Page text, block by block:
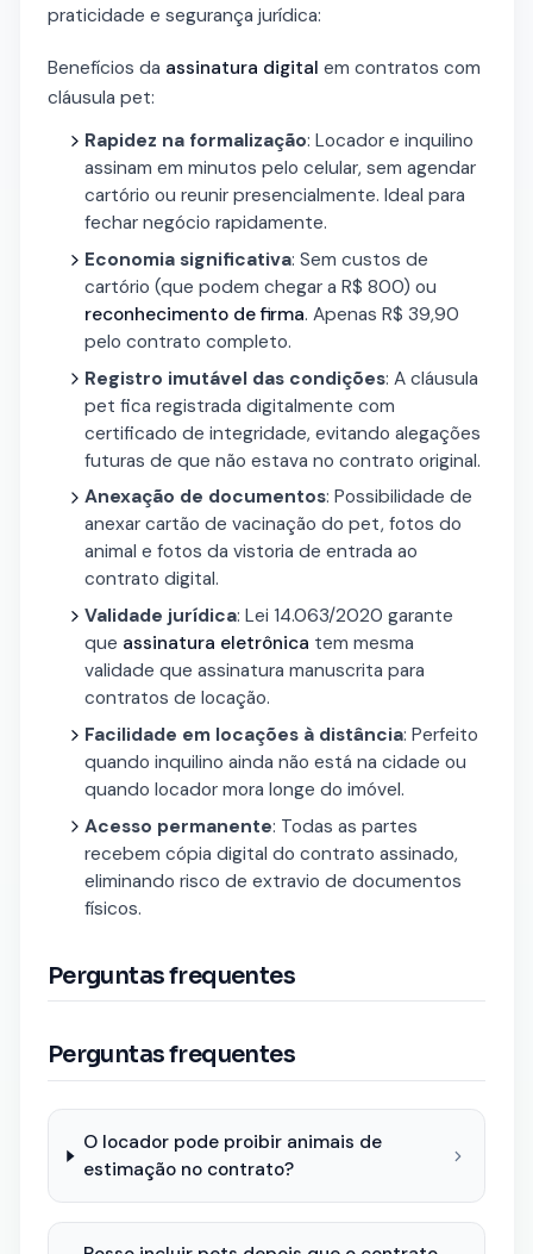
praticidade e segurança jurídica:
Benefícios da assinatura digital em contratos com
cláusula pet:
Rapidez na formalização: Locador e inquilino
assinam em minutos pelo celular, sem agendar
cartório ou reunir presencialmente. Ideal para
fechar negócio rapidamente.
Economia significativa: Sem custos de
cartório (que podem chegar a R$ 800) ou
reconhecimento de firma. Apenas R$ 39,90
pelo contrato completo.
Registro imutável das condições: A cláusula
pet fica registrada digitalmente com
certificado de integridade, evitando alegações
futuras de que não estava no contrato original.
Anexação de documentos: Possibilidade de
anexar cartão de vacinação do pet, fotos do
animal e fotos da vistoria de entrada ao
contrato digital.
Validade jurídica: Lei 14.063/2020 garante
que assinatura eletrônica tem mesma
validade que assinatura manuscrita para
contratos de locação.
Facilidade em locações à distância: Perfeito
quando inquilino ainda não está na cidade ou
quando locador mora longe do imóvel.
Acesso permanente: Todas as partes
recebem cópia digital do contrato assinado,
eliminando risco de extravio de documentos
físicos.
Perguntas frequentes
Perguntas frequentes
O locador pode proibir animais de
estimação no contrato?